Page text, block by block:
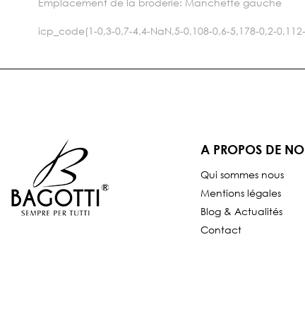
icp_code(1-0,3-0,7-4,4-NaN,5-0,108-0,6-5,178-0,2-
A PROPOS DE
Qui sommes nous
Mentions légales
Blog & Actualités
Contact